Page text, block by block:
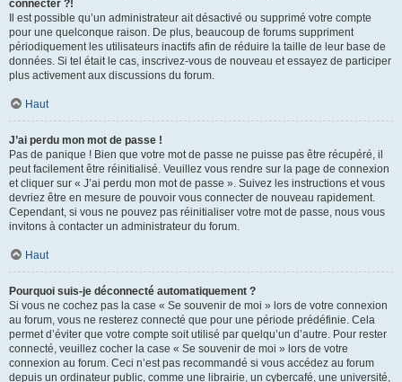
connecter ?!
Il est possible qu’un administrateur ait désactivé ou supprimé votre compte
pour une quelconque raison. De plus, beaucoup de forums suppriment
périodiquement les utilisateurs inactifs afin de réduire la taille de leur base de
données. Si tel était le cas, inscrivez-vous de nouveau et essayez de participer
plus activement aux discussions du forum.
Haut
J’ai perdu mon mot de passe !
Pas de panique ! Bien que votre mot de passe ne puisse pas être récupéré, il
peut facilement être réinitialisé. Veuillez vous rendre sur la page de connexion
et cliquer sur « J’ai perdu mon mot de passe ». Suivez les instructions et vous
devriez être en mesure de pouvoir vous connecter de nouveau rapidement.
Cependant, si vous ne pouvez pas réinitialiser votre mot de passe, nous vous
invitons à contacter un administrateur du forum.
Haut
Pourquoi suis-je déconnecté automatiquement ?
Si vous ne cochez pas la case « Se souvenir de moi » lors de votre connexion
au forum, vous ne resterez connecté que pour une période prédéfinie. Cela
permet d’éviter que votre compte soit utilisé par quelqu’un d’autre. Pour rester
connecté, veuillez cocher la case « Se souvenir de moi » lors de votre
connexion au forum. Ceci n’est pas recommandé si vous accédez au forum
depuis un ordinateur public, comme une librairie, un cybercafé, une université,